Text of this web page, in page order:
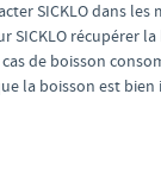
SICKLO dans
récupérer
de boisson
la boisson est